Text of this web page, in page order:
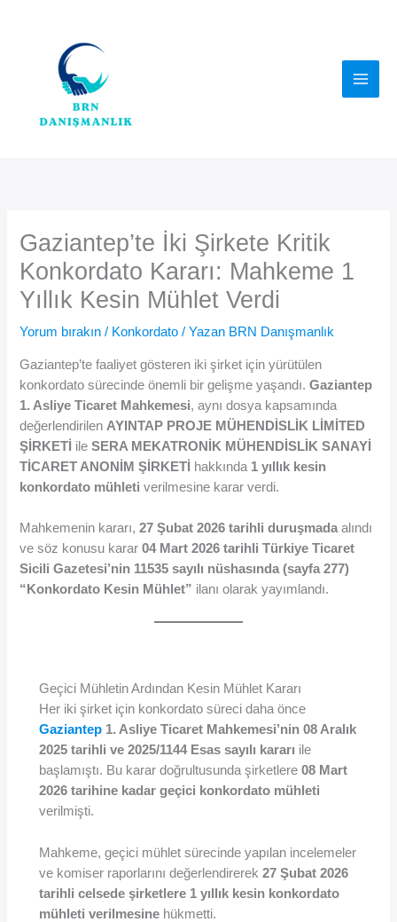
Gaziantep’te İki Şirkete Kritik
Konkordato Kararı: Mahkeme 1
Yıllık Kesin Mühlet Verdi
Yorum bırakın / Konkordato / Yazan BRN Danışmanlık
Gaziantep’te faaliyet gösteren iki şirket için yürütülen
konkordato sürecinde önemli bir gelişme yaşandı.Gaziantep
1. Asliye Ticaret Mahkemesi, aynı dosya kapsamında
değerlendirilen AYINTAP PROJE MÜHENDİSLİK LİMİTED
ŞİRKETİ ileSERA MEKATRONİK MÜHENDİSLİK SANAYİ
TİCARET ANONİM ŞİRKETİ
hakkında 1 yıllık kesin
konkordato mühleti verilmesine karar verdi.
Mahkemenin kararı,27 Şubat 2026 tarihli duruşmadaalındı
ve söz konusu karar04 Mart 2026 tarihli Türkiye Ticaret
Sicili Gazetesi’nin 11535 sayılı nüshasında (sayfa 277)
“Konkordato Kesin Mühlet” ilanı olarak yayımlandı.
Geçici Mühletin Ardından Kesin Mühlet Kararı
Her iki şirket için konkordato süreci daha önce
Gaziantep 1. Asliye Ticaret Mahkemesi’nin 08 Aralık
2025 tarihli ve 2025/1144 Esas sayılı kararı ile
başlamıştı. Bu karar doğrultusunda şirketlere08 Mart
2026 tarihine kadar geçici konkordato mühleti
verilmişti.
Mahkeme, geçici mühlet sürecinde yapılan incelemeler
ve komiser raporlarını değerlendirerek27 Şubat 2026
tarihli celsede şirketlere 1 yıllık kesin konkordato
mühleti verilmesine hükmetti.